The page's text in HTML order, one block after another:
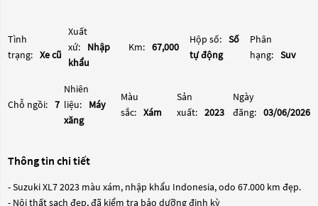
Tình
trạng: Xe cũ
Xuất
xứ:
Nhập
khẩu
Km: 67,000
Hộp số: Số
tự động
Phân
hạng: Suv
Chỗ ngồi: 7
Nhiên
liệu:
Máy
xăng
Màu
sắc: Xám
Sản
xuất: 2023
Ngày
đăng: 03/06/2026
Thông tin chi tiết
- Suzuki XL7 2023 màu xám, nhập khẩu Indonesia, odo 67.000 km đẹp.
- Nội thất sạch đẹp, đã kiểm tra bảo dưỡng định kỳ